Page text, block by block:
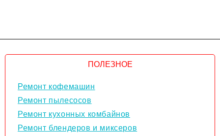
ПОЛЕЗНОЕ
Ремонт кофемашин
Ремонт пылесосов
Ремонт кухонных комбайнов
Ремонт блендеров и миксеров